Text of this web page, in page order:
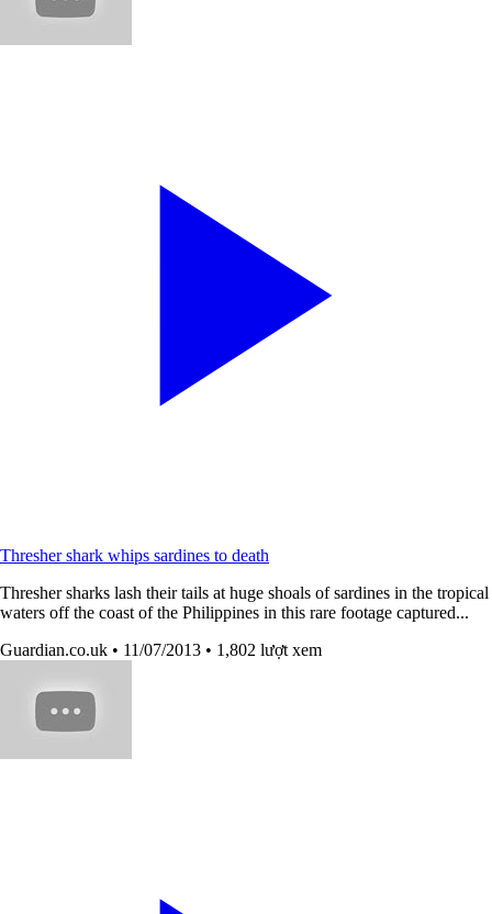
Thresher shark whips sardines to death
Thresher sharks lash their tails at huge shoals of sardines in the tropical
waters off the coast of the Philippines in this rare footage captured...
Guardian.co.uk • 11/07/2013 • 1,802 lượt xem